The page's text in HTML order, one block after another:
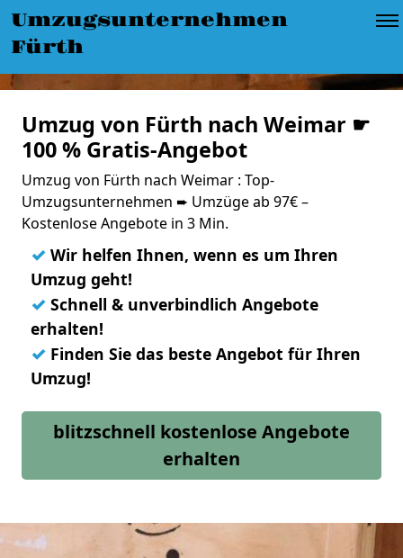
Umzugsunternehmen
Fürth
Umzug von Fürth nach Weimar ☛
100 % Gratis-Angebot
Umzug von Fürth nach Weimar : Top-
Umzugsunternehmen ➨ Umzüge ab 97€ –
Kostenlose Angebote in 3 Min.
✓ Wir helfen Ihnen, wenn es um Ihren
Umzug geht!
✓ Schnell & unverbindlich Angebote
erhalten!
✓ Finden Sie das beste Angebot für Ihren
Umzug!
blitzschnell kostenlose Angebote
erhalten